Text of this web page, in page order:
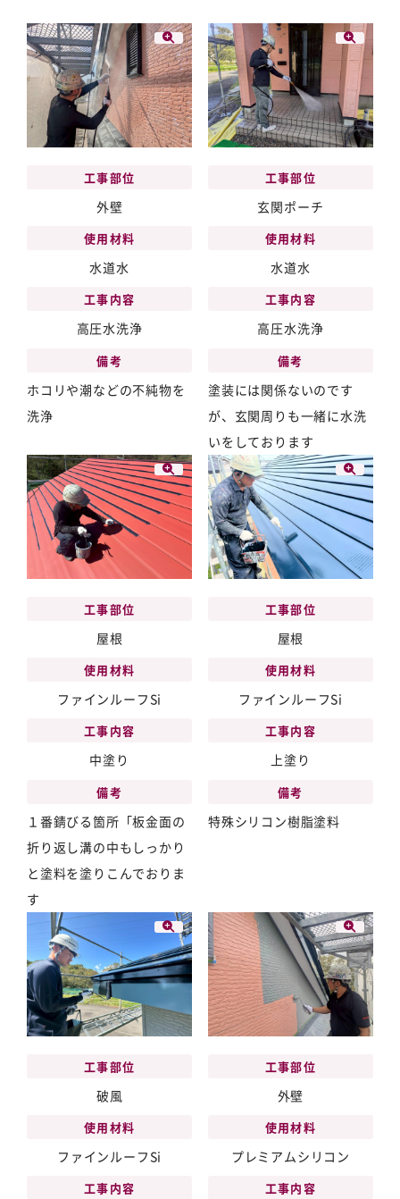
工事部位
外壁
使用材料
水道水
工事内容
高圧水洗浄
備考
ホコリや潮などの不純物を
洗浄
工事部位
玄関ポーチ
使用材料
水道水
工事内容
高圧水洗浄
備考
塗装には関係ないのです
が、玄関周りも一緒に水洗
いをしております
工事部位
屋根
使用材料
ファインルーフSi
工事内容
中塗り
備考
１番錆びる箇所「板金面の
折り返し溝の中もしっかり
と塗料を塗りこんでおりま
す
工事部位
屋根
使用材料
ファインルーフSi
工事内容
上塗り
備考
特殊シリコン樹脂塗料
工事部位
破風
使用材料
ファインルーフSi
工事内容
工事部位
外壁
使用材料
プレミアムシリコン
工事内容